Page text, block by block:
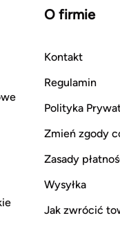
O firmie
Kontakt
Regulamin
Polityka
Zmień zgody
Zasady
Wysyłka
Jak zwrócić